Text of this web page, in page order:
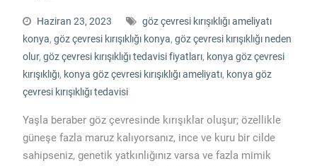
Haziran 23, 2023
göz çevresi kırışıklığı ameliyatı
konya, göz çevresi kırışıklığı konya, göz çevresi kırışıklığı neden
olur, göz çevresi kırışıklığı tedavisi fiyatları, konya göz çevresi
kırışıklığı, konya göz çevresi kırışıklığı ameliyatı, konya göz
çevresi kırışıklığı tedavisi
Yaşla beraber göz çevresinde kırışıklar oluşur; özellikle
güneşe fazla maruz kalıyorsanız, ince ve kuru bir cilde
sahipseniz, genetik yatkınlığınız varsa ve fazla mimik